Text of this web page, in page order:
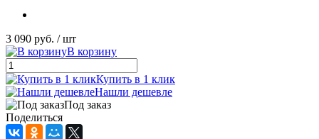
3 090 руб. / шт
В корзину
Купить в 1 клик
Нашли дешевле
Под заказ
Поделиться